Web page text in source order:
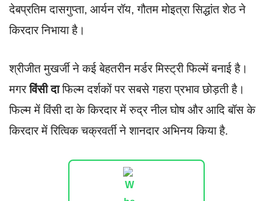
देबप्रतिम दासगुप्ता, आर्यन रॉय, गौतम मोइत्रा सिद्धांत शेठ ने
किरदार निभाया है।
श्रीजीत मुखर्जी ने कई बेहतरीन मर्डर मिस्ट्री फिल्में बनाई है।
मगरविंसी दाफिल्म दर्शकों पर सबसे गहरा प्रभाव छोड़ती है।
फिल्म में विंसी दा के किरदार में रुद्र नील घोष और आदि बॉस के
किरदार में रित्विक चक्रवर्ती ने शानदार अभिनय किया है.